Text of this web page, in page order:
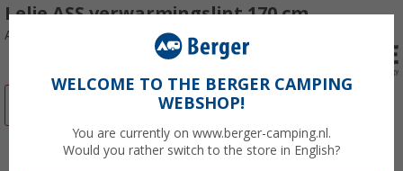
Lelie ASS verwarmingslint 170 cm
Artikelnr: 126280
WELCOME TO THE BERGER CAMPING
WEBSHOP!
You are currently on www.berger-camping.nl.
Would you rather switch to the store in English?